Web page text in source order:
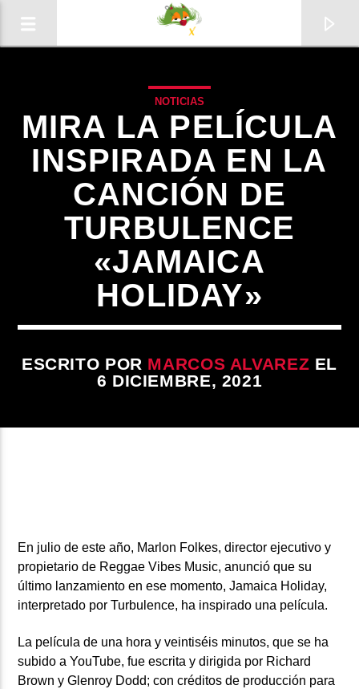
0:00
NOTICIAS
MIRA LA PELÍCULA
INSPIRADA EN LA
CANCIÓN DE
TURBULENCE
«JAMAICA
HOLIDAY»
ESCRITO POR MARCOS ALVAREZ EL
6 DICIEMBRE, 2021
En julio de este año, Marlon Folkes,director ejecutivo y
propietario de Reggae Vibes Music, anunció que su
último lanzamiento en ese momento,Jamaica Holiday,
interpretado por Turbulence, ha inspirado una película.
La película de una hora y veintiséis minutos, que se ha
subido a YouTube, fue escrita y dirigida por Richard
Brown y Glenroy Dodd; con créditos de producción para